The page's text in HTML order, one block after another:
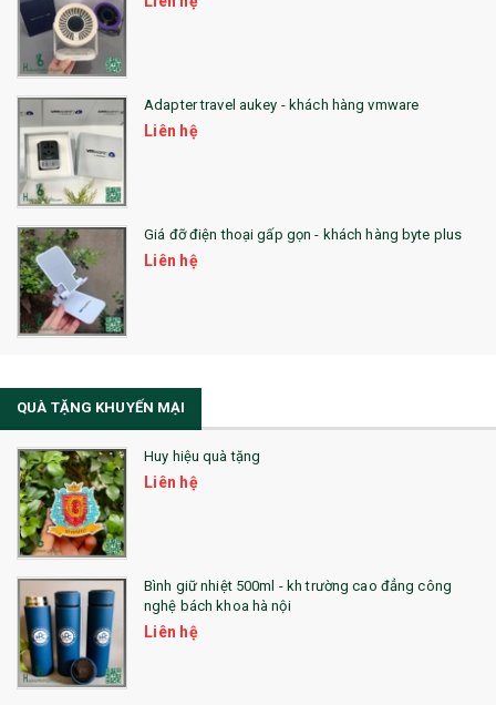
QUÀ TẶNG SX NHANH
QUÀ TẶNG HỘI THẢO
QUÀ TẶNG CÔNG NGHỆ
SẢN PHẨM ĐÃ THỰC HIỆN
QUÀ TẶNG SỨC KHỎE
SẢN PHẨM MỚI 2021
Sổ Sạc Đa Năng
La Fonte
Adapter travel aukey - khách hàng vmware
Liên hệ
Giá đỡ điện thoại gấp gọn - khách hàng byte plus
Liên hệ
QUÀ TẶNG KHUYẾN MẠI
Huy hiệu quà tặng
Liên hệ
Bình giữ nhiệt 500ml - kh trường cao đẳng công
nghệ bách khoa hà nội
Liên hệ